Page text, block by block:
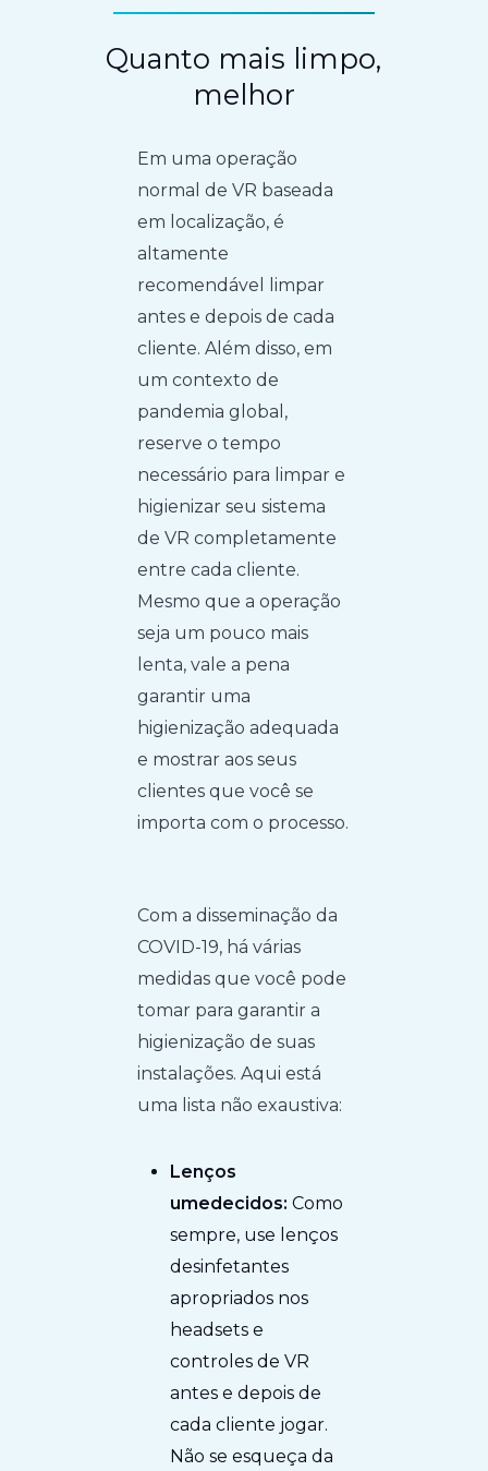
Quanto mais limpo,
melhor
Em uma operação
normal de VR baseada
em localização, é
altamente
recomendável limpar
antes e depois de cada
cliente. Além disso, em
um contexto de
pandemia global,
reserve o tempo
necessário para limpar e
higienizar seu sistema
de VR completamente
entre cada cliente.
Mesmo que a operação
seja um pouco mais
lenta, vale a pena
garantir uma
higienização adequada
e mostrar aos seus
clientes que você se
importa com o processo.
Com a disseminação da
COVID-19, há várias
medidas que você pode
tomar para garantir a
higienização de suas
instalações. Aqui está
uma lista não exaustiva:
Lenços
umedecidos: Como
sempre, use lenços
desinfetantes
apropriados nos
headsets e
controles de VR
antes e depois de
cada cliente jogar.
Não se esqueça da